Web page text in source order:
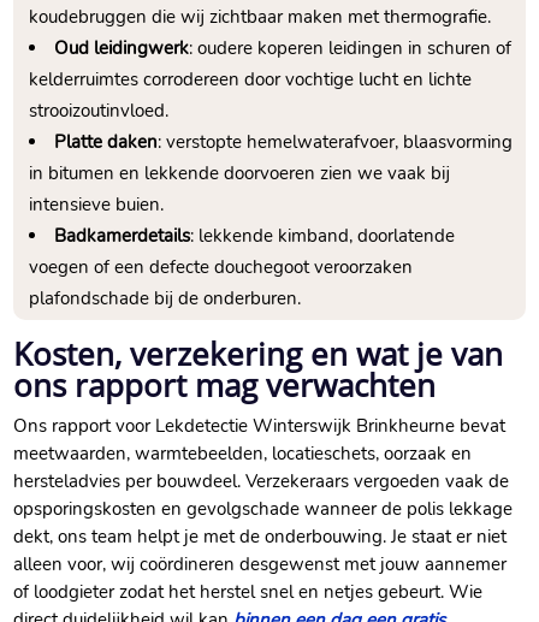
koudebruggen die wij zichtbaar maken met thermografie.​
Oud leidingwerk: oudere koperen leidingen in schuren of
kelderruimtes corrodereen door vochtige lucht en lichte
strooizoutinvloed.​
Platte daken: verstopte hemelwaterafvoer, blaasvorming
in bitumen en lekkende doorvoeren zien we vaak bij
intensieve buien.​
Badkamerdetails: lekkende kimband, doorlatende
voegen of een defecte douchegoot veroorzaken
plafondschade bij de onderburen.​
Kosten, verzekering en wat je van
ons rapport mag verwachten
Ons rapport voor Lekdetectie Winterswijk Brinkheurne bevat
meetwaarden, warmtebeelden, locatieschets, oorzaak en
hersteladvies per bouwdeel.​ Verzekeraars vergoeden vaak de
opsporingskosten en gevolgschade wanneer de polis lekkage
dekt, ons team helpt je met de onderbouwing.​ Je staat er niet
alleen voor, wij coördineren desgewenst met jouw aannemer
of loodgieter zodat het herstel snel en netjes gebeurt.​ Wie